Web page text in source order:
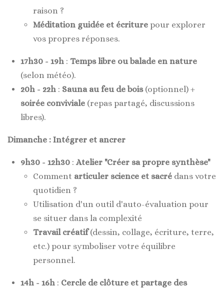
raison ?
Méditation guidée et écriture pour explorer
vos propres réponses.
17h30 - 19h: Temps libre ou balade en nature
(selon météo).
20h - 22h: Sauna au feu de bois(optionnel) +
soirée conviviale(repas partagé, discussions
libres).
Dimanche : Intégrer et ancrer
9h30 - 12h30: Atelier "Créer sa propre synthèse"
Comment articuler science et sacré dans votre
quotidien ?
Utilisation d'un outil d'auto-évaluation pour
se situer dans la complexité
Travail créatif(dessin, collage, écriture, terre,
etc.) pour symboliser votre équilibre
personnel.
14h - 16h: Cercle de clôture et partage des